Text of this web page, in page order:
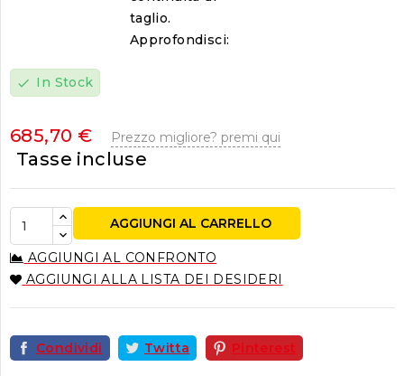
taglio.
Approfondisci:
check In Stock
685,70 € Prezzo migliore? premi qui
Tasse incluse
AGGIUNGI AL CARRELLO
AGGIUNGI AL CONFRONTO
AGGIUNGI ALLA LISTA DEI DESIDERI
Condividi Twitta Pinterest